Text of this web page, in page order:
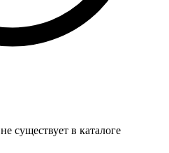
не существует в каталоге